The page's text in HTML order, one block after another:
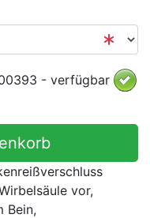
- verfügbar
vor,
Bein,